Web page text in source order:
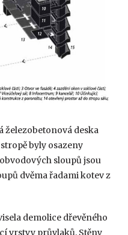
železobetonová deska
byly osazeny
sloupů jsou
dvěma řadami kotev z
demolice dřevěného
vrstvy průvlaků. Stěny